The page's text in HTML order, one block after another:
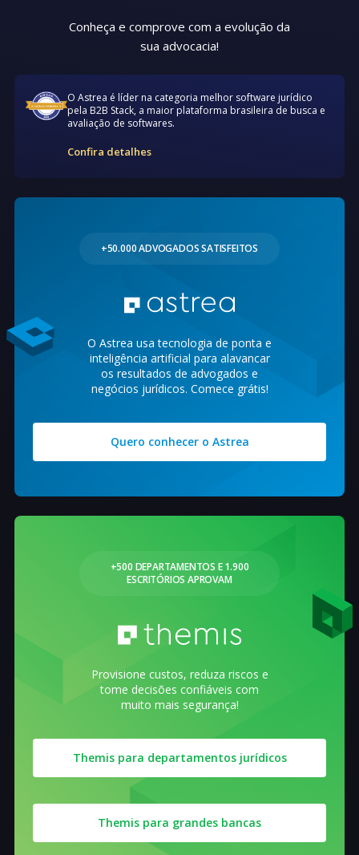
Conheça e comprove com a evolução da
sua advocacia!
O Astrea é líder na categoria melhor software jurídico
pela B2B Stack, a maior plataforma brasileira de busca e
avaliação de softwares.
Confira detalhes
+50.000 ADVOGADOS SATISFEITOS
O Astrea usa tecnologia de ponta e
inteligência artificial para alavancar
os resultados de advogados e
negócios jurídicos. Comece grátis!
Quero conhecer o Astrea
+500 DEPARTAMENTOS E 1.900
ESCRITÓRIOS APROVAM
Provisione custos, reduza riscos e
tome decisões confiáveis com
muito mais segurança!
Themis para departamentos jurídicos
Themis para grandes bancas